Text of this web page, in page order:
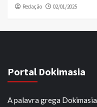
Redação 02/01/2025
Portal Dokimasia
A palavra grega